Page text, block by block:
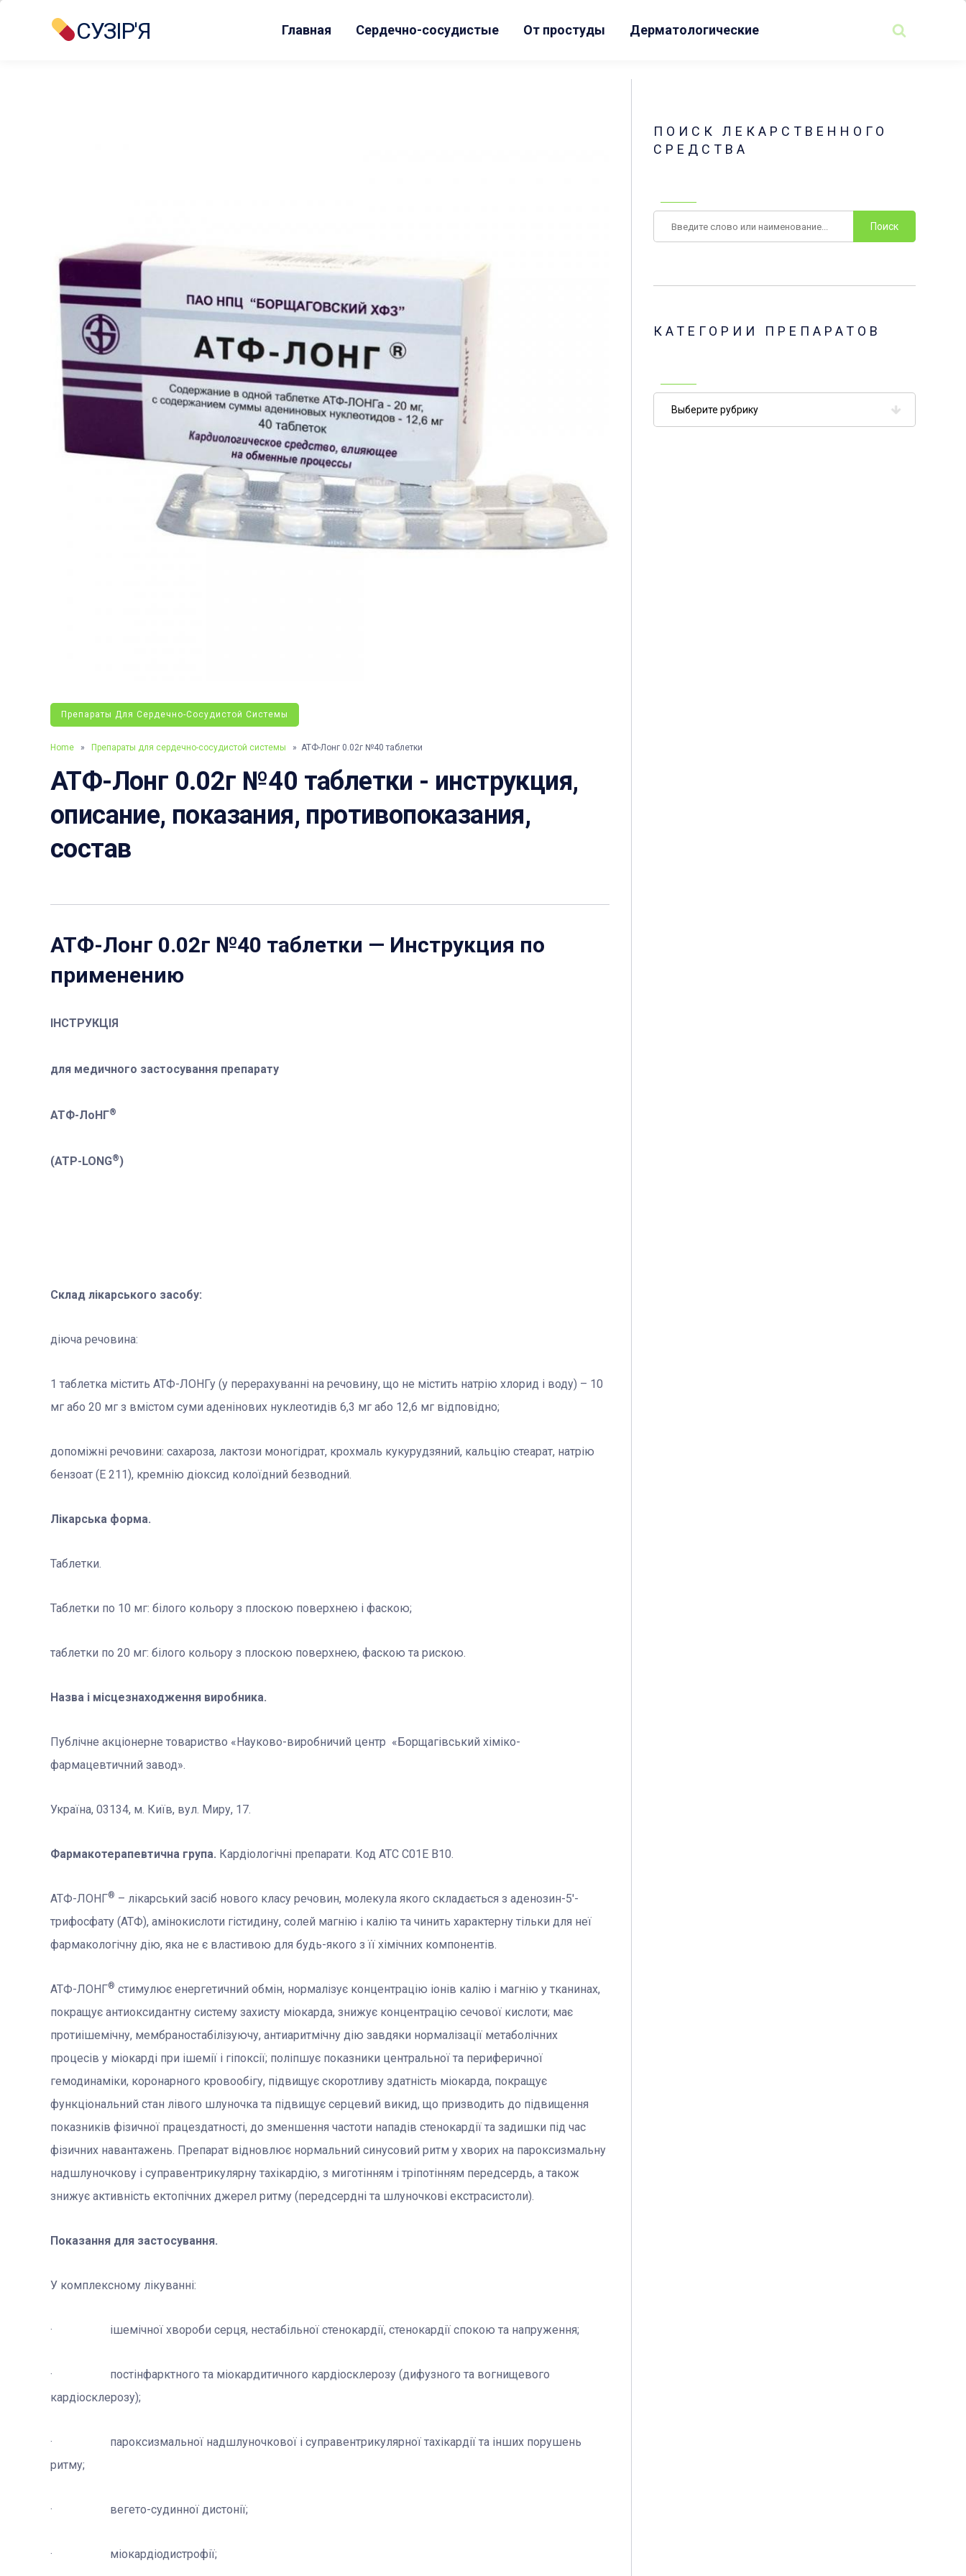
СУЗІР'Я Главная Сердечно-сосудистые От простуды Дерматологические
Препараты Для Сердечно-Сосудистой Системы
Home » Препараты для сердечно-сосудистой системы » АТФ-Лонг 0.02г №40 таблетки
АТФ-Лонг 0.02г №40 таблетки - инструкция,
описание, показания, противопоказания,
состав
АТФ-Лонг 0.02г №40 таблетки — Инструкция по
применению
ІНСТРУКЦІЯ
для медичного застосування препарату
АТФ-ЛоНГ®
(ATP-LONG®)
Склад лікарського засобу:
діюча речовина:
1 таблетка містить АТФ-ЛОНГу (у перерахуванні на речовину, що не містить натрію хлорид і воду) – 10
мг або 20 мг з вмістом суми аденінових нуклеотидів 6,3 мг або 12,6 мг відповідно;
допоміжні речовини: сахароза, лактози моногідрат, крохмаль кукурудзяний, кальцію стеарат, натрію
бензоат (Е 211), кремнію діоксид колоїдний безводний.
Лікарська форма.
Таблетки.
Таблетки по 10 мг: білого кольору з плоскою поверхнею і фаскою;
таблетки по 20 мг: білого кольору з плоскою поверхнею, фаскою та рискою.
Назва і місцезнаходження виробника.
Публічне акціонерне товариство «Науково-виробничий центр «Борщагівський хіміко-
фармацевтичний завод».
Україна, 03134, м. Київ, вул. Миру, 17.
Фармакотерапевтична група. Кардіологічні препарати. Код АТС С01E B10.
АТФ-ЛОНГ® – лікарський засіб нового класу речовин, молекула якого складається з аденозин-5′-
трифосфату (АТФ), амінокислоти гістидину, солей магнію і калію та чинить характерну тільки для неї
фармакологічну дію, яка не є властивою для будь-якого з її хімічних компонентів.
АТФ-ЛОНГ® стимулює енергетичний обмін, нормалізує концентрацію іонів калію і магнію у тканинах,
покращує антиоксидантну систему захисту міокарда, знижує концентрацію сечової кислоти; має
протиішемічну, мембраностабілізуючу, антиаритмічну дію завдяки нормалізації метаболічних
процесів у міокарді при ішемії і гіпоксії; поліпшує показники центральної та периферичної
гемодинаміки, коронарного кровообігу, підвищує скоротливу здатність міокарда, покращує
функціональний стан лівого шлуночка та підвищує серцевий викид, що призводить до підвищення
показників фізичної працездатності, до зменшення частоти нападів стенокардії та задишки під час
фізичних навантажень. Препарат відновлює нормальний синусовий ритм у хворих на пароксизмальну
надшлуночкову і суправентрикулярну тахікардію, з миготінням і тріпотінням передсердь, а також
знижує активність ектопічних джерел ритму (передсердні та шлуночкові екстрасистоли).
Показання для застосування.
У комплексному лікуванні:
· ішемічної хвороби серця, нестабільної стенокардії, стенокардії спокою та напруження;
· постінфарктного та міокардитичного кардіосклерозу (дифузного та вогнищевого
кардіосклерозу);
· пароксизмальної надшлуночкової і суправентрикулярної тахікардії та інших порушень
ритму;
· вегето-судинної дистонії;
· міокардіодистрофії;
ПОИСК ЛЕКАРСТВЕННОГО
СРЕДСТВА
КАТЕГОРИИ ПРЕПАРАТОВ
препаратов